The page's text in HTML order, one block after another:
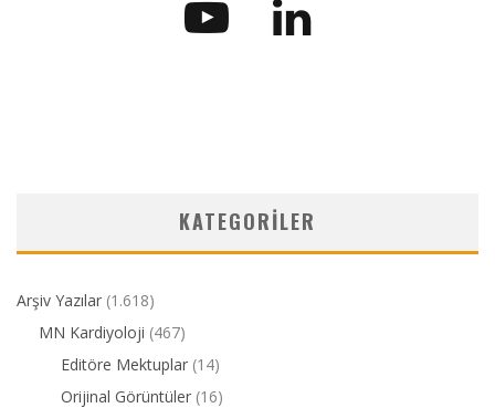
KATEGORILER
Arşiv Yazılar (1.618)
MN Kardiyoloji (467)
Editöre Mektuplar (14)
Orijinal Görüntüler (16)